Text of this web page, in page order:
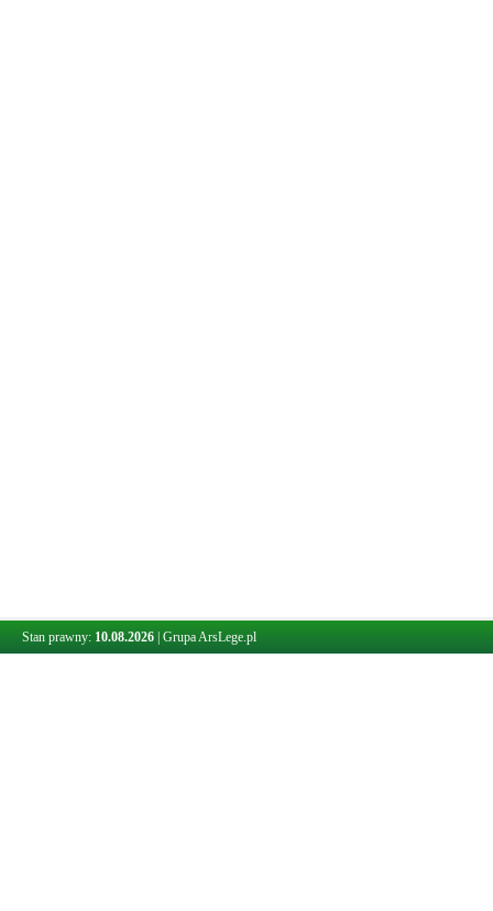
Stan prawny: 10.08.2026 Grupa ArsLege.pl